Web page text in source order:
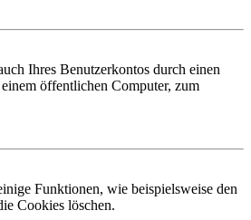
Ihres Benutzerkontos durch einen
öffentlichen Computer, zum
Funktionen, wie beispielsweise den
Cookies löschen.